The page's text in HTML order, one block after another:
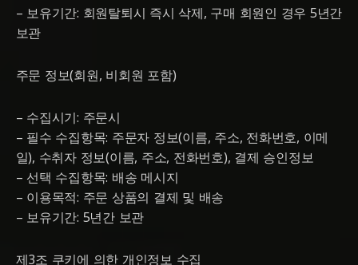
– 보유기간: 회원탈퇴시 즉시 삭제, 구매 회원인 경우 5년간
보관
주문 정보(회원, 비회원 포함)
– 수집시기: 주문시
– 필수 수집항목: 주문자 정보(이름, 주소, 전화번호, 이메
일), 수취자 정보(이름, 주소, 전화번호), 결제 승인정보
– 선택 수집항목: 배송 메시지
– 이용목적: 주문 상품의 결제 및 배송
– 보유기간: 5년간 보관
제3조 쿠키에 의한 개인정보 수집